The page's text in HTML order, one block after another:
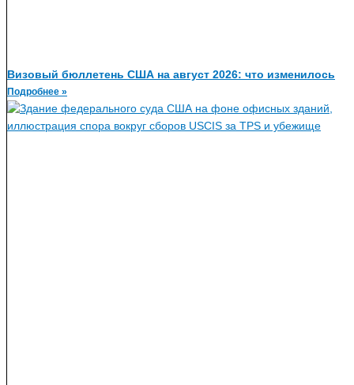
Визовый бюллетень США на август 2026: что изменилось
Подробнее »